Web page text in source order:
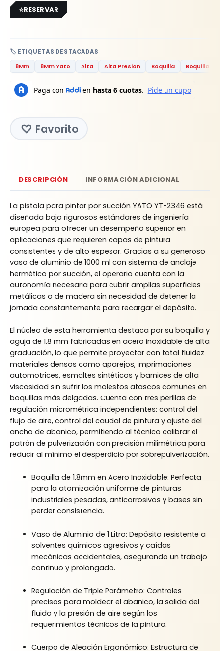
🏷️ ETIQUETAS DESTACADAS
8Mm
8Mm Yato Alta Alta Presion Boquilla Boquilla
RESERVAR
Favorito
DESCRIPCIÓN INFORMACIÓN ADICIONAL
La pistola para pintar por succión YATO YT-2346 está
diseñada bajo rigurosos estándares de ingeniería
europea para ofrecer un desempeño superior en
aplicaciones que requieren capas de pintura
consistentes y de alto espesor. Gracias a su generoso
vaso de aluminio de 1000 ml con sistema de anclaje
hermético por succión, el operario cuenta con la
autonomía necesaria para cubrir amplias superficies
metálicas o de madera sin necesidad de detener la
jornada constantemente para recargar el depósito.
El núcleo de esta herramienta destaca por su boquilla y
aguja de 1.8 mm fabricadas en acero inoxidable de alta
graduación, lo que permite proyectar con total fluidez
materiales densos como aparejos, imprimaciones
automotrices, esmaltes sintéticos y barnices de alta
viscosidad sin sufrir los molestos atascos comunes en
boquillas más delgadas. Cuenta con tres perillas de
regulación micrométrica independientes: control del
flujo de aire, control del caudal de pintura y ajuste del
ancho de abanico, permitiendo al técnico calibrar el
patrón de pulverización con precisión milimétrica para
reducir al mínimo el desperdicio por sobrepulverización.
Boquilla de 1.8mm en Acero Inoxidable: Perfecta
para la atomización uniforme de pinturas
industriales pesadas, anticorrosivos y bases sin
perder consistencia.
Vaso de Aluminio de 1 Litro: Depósito resistente a
solventes químicos agresivos y caídas
mecánicas accidentales, asegurando un trabajo
continuo y prolongado.
Regulación de Triple Parámetro: Controles
precisos para moldear el abanico, la salida del
fluido y la presión de aire según los
requerimientos técnicos de la pintura.
Cuerpo de Aleación Ergonómico: Estructura de